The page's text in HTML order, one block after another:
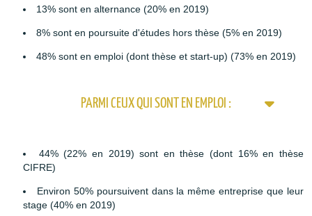
13% sont en alternance (20% en 2019)
8% sont en poursuite d'études hors thèse (5% en 2019)
48% sont en emploi (dont thèse et start-up) (73% en 2019)
PARMI CEUX QUI SONT EN EMPLOI :
44% (22% en 2019) sont en thèse (dont 16% en thèse
CIFRE)
Environ 50% poursuivent dans la même entreprise que leur
stage (40% en 2019)